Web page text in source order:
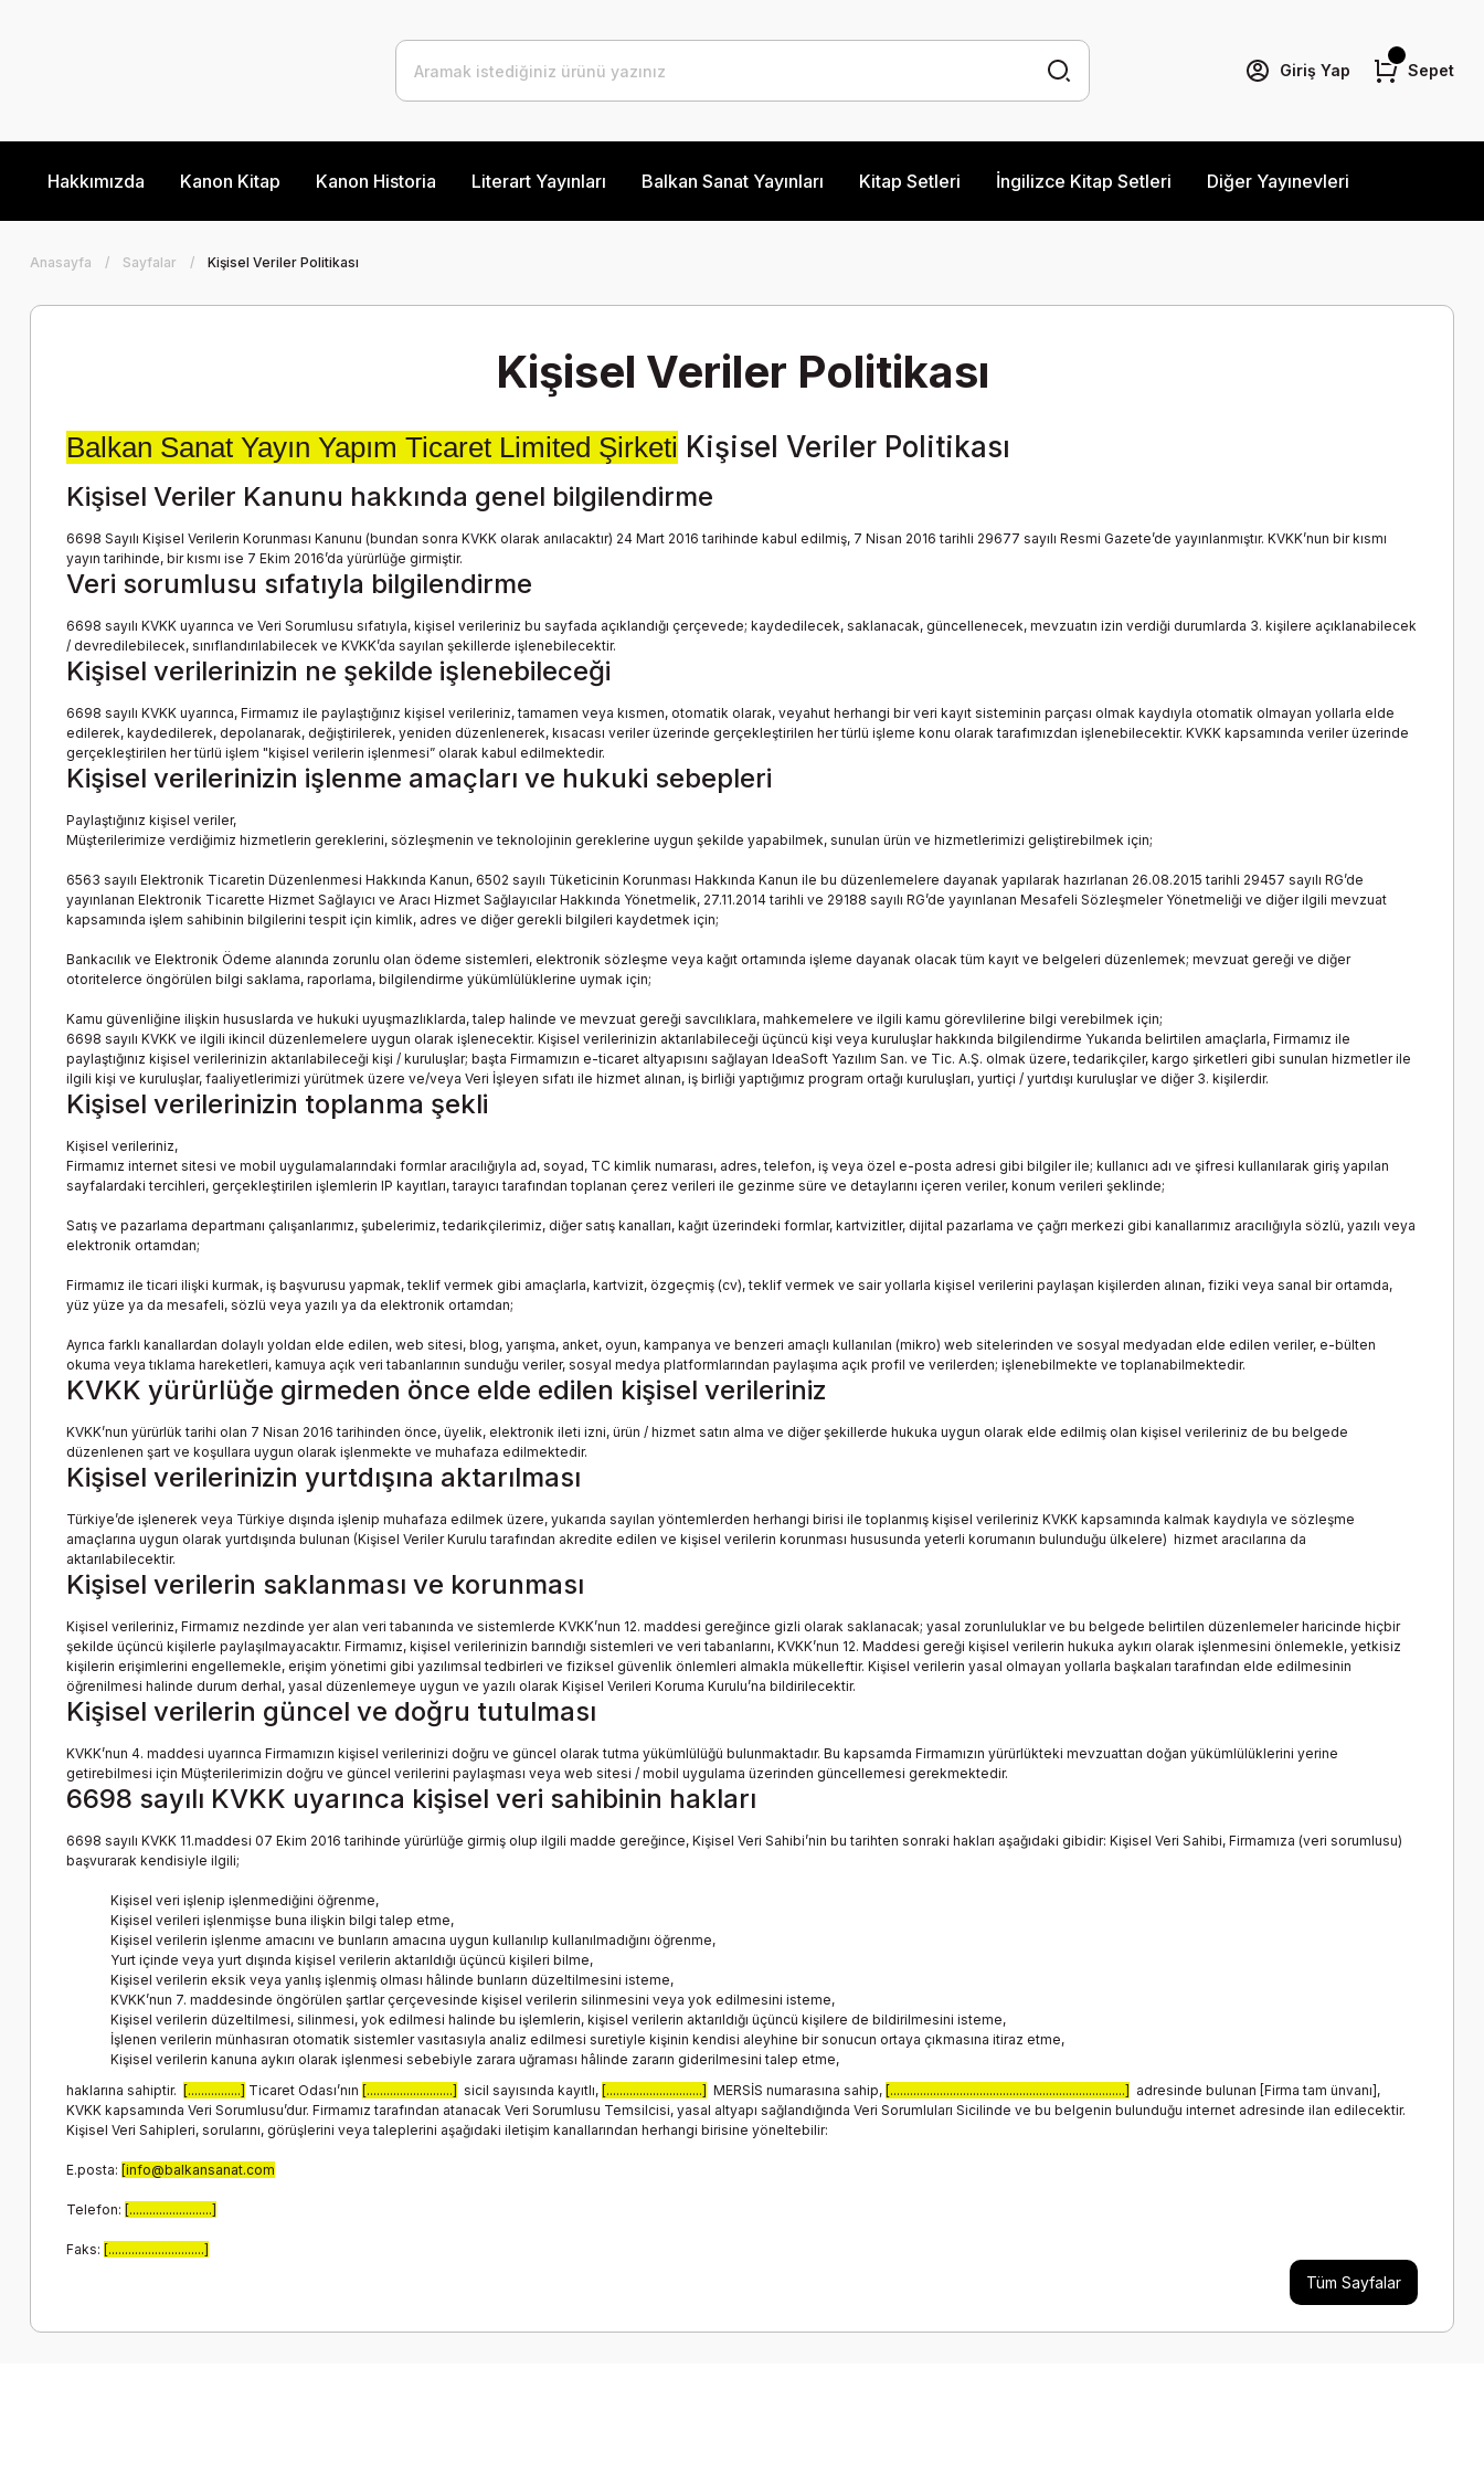
Giriş Yap Sepet
Hakkımızda Kanon Kitap Kanon Historia Literart Yayınları Balkan Sanat Yayınları Kitap Setleri İngilizce Kitap Setleri Diğer Yayınevleri
Anasayfa Sayfalar Kişisel Veriler Politikası
Kişisel Veriler Politikası
Balkan Sanat Yayın Yapım Ticaret Limited Şirketi Kişisel Veriler Politikası
Kişisel Veriler Kanunu hakkında genel bilgilendirme
6698 Sayılı Kişisel Verilerin Korunması Kanunu (bundan sonra KVKK olarak anılacaktır) 24 Mart 2016 tarihinde kabul edilmiş, 7 Nisan 2016 tarihli 29677 sayılı Resmi Gazete’de yayınlanmıştır. KVKK’nun bir kısmı
yayın tarihinde, bir kısmı ise 7 Ekim 2016’da yürürlüğe girmiştir.
Veri sorumlusu sıfatıyla bilgilendirme
6698 sayılı KVKK uyarınca ve Veri Sorumlusu sıfatıyla, kişisel verileriniz bu sayfada açıklandığı çerçevede; kaydedilecek, saklanacak, güncellenecek, mevzuatın izin verdiği durumlarda 3. kişilere açıklanabilecek
/ devredilebilecek, sınıflandırılabilecek ve KVKK’da sayılan şekillerde işlenebilecektir.
Kişisel verilerinizin ne şekilde işlenebileceği
6698 sayılı KVKK uyarınca, Firmamız ile paylaştığınız kişisel verileriniz, tamamen veya kısmen, otomatik olarak, veyahut herhangi bir veri kayıt sisteminin parçası olmak kaydıyla otomatik olmayan yollarla elde
edilerek, kaydedilerek, depolanarak, değiştirilerek, yeniden düzenlenerek, kısacası veriler üzerinde gerçekleştirilen her türlü işleme konu olarak tarafımızdan işlenebilecektir. KVKK kapsamında veriler üzerinde
gerçekleştirilen her türlü işlem "kişisel verilerin işlenmesi” olarak kabul edilmektedir.
Kişisel verilerinizin işlenme amaçları ve hukuki sebepleri
Paylaştığınız kişisel veriler,
Müşterilerimize verdiğimiz hizmetlerin gereklerini, sözleşmenin ve teknolojinin gereklerine uygun şekilde yapabilmek, sunulan ürün ve hizmetlerimizi geliştirebilmek için;
6563 sayılı Elektronik Ticaretin Düzenlenmesi Hakkında Kanun, 6502 sayılı Tüketicinin Korunması Hakkında Kanun ile bu düzenlemelere dayanak yapılarak hazırlanan 26.08.2015 tarihli 29457 sayılı RG’de
yayınlanan Elektronik Ticarette Hizmet Sağlayıcı ve Aracı Hizmet Sağlayıcılar Hakkında Yönetmelik, 27.11.2014 tarihli ve 29188 sayılı RG’de yayınlanan Mesafeli Sözleşmeler Yönetmeliği ve diğer ilgili mevzuat
kapsamında işlem sahibinin bilgilerini tespit için kimlik, adres ve diğer gerekli bilgileri kaydetmek için;
Bankacılık ve Elektronik Ödeme alanında zorunlu olan ödeme sistemleri, elektronik sözleşme veya kağıt ortamında işleme dayanak olacak tüm kayıt ve belgeleri düzenlemek; mevzuat gereği ve diğer
otoritelerce öngörülen bilgi saklama, raporlama, bilgilendirme yükümlülüklerine uymak için;
Kamu güvenliğine ilişkin hususlarda ve hukuki uyuşmazlıklarda, talep halinde ve mevzuat gereği savcılıklara, mahkemelere ve ilgili kamu görevlilerine bilgi verebilmek için;
6698 sayılı KVKK ve ilgili ikincil düzenlemelere uygun olarak işlenecektir. Kişisel verilerinizin aktarılabileceği üçüncü kişi veya kuruluşlar hakkında bilgilendirme Yukarıda belirtilen amaçlarla, Firmamız ile
paylaştığınız kişisel verilerinizin aktarılabileceği kişi / kuruluşlar; başta Firmamızın e-ticaret altyapısını sağlayan IdeaSoft Yazılım San. ve Tic. A.Ş. olmak üzere, tedarikçiler, kargo şirketleri gibi sunulan hizmetler ile
ilgili kişi ve kuruluşlar, faaliyetlerimizi yürütmek üzere ve/veya Veri İşleyen sıfatı ile hizmet alınan, iş birliği yaptığımız program ortağı kuruluşları, yurtiçi / yurtdışı kuruluşlar ve diğer 3. kişilerdir.
Kişisel verilerinizin toplanma şekli
Kişisel verileriniz,
Firmamız internet sitesi ve mobil uygulamalarındaki formlar aracılığıyla ad, soyad, TC kimlik numarası, adres, telefon, iş veya özel e-posta adresi gibi bilgiler ile; kullanıcı adı ve şifresi kullanılarak giriş yapılan
sayfalardaki tercihleri, gerçekleştirilen işlemlerin IP kayıtları, tarayıcı tarafından toplanan çerez verileri ile gezinme süre ve detaylarını içeren veriler, konum verileri şeklinde;
Satış ve pazarlama departmanı çalışanlarımız, şubelerimiz, tedarikçilerimiz, diğer satış kanalları, kağıt üzerindeki formlar, kartvizitler, dijital pazarlama ve çağrı merkezi gibi kanallarımız aracılığıyla sözlü, yazılı veya
elektronik ortamdan;
Firmamız ile ticari ilişki kurmak, iş başvurusu yapmak, teklif vermek gibi amaçlarla, kartvizit, özgeçmiş (cv), teklif vermek ve sair yollarla kişisel verilerini paylaşan kişilerden alınan, fiziki veya sanal bir ortamda,
yüz yüze ya da mesafeli, sözlü veya yazılı ya da elektronik ortamdan;
Ayrıca farklı kanallardan dolaylı yoldan elde edilen, web sitesi, blog, yarışma, anket, oyun, kampanya ve benzeri amaçlı kullanılan (mikro) web sitelerinden ve sosyal medyadan elde edilen veriler, e-bülten
okuma veya tıklama hareketleri, kamuya açık veri tabanlarının sunduğu veriler, sosyal medya platformlarından paylaşıma açık profil ve verilerden; işlenebilmekte ve toplanabilmektedir.
KVKK yürürlüğe girmeden önce elde edilen kişisel verileriniz
KVKK’nun yürürlük tarihi olan 7 Nisan 2016 tarihinden önce, üyelik, elektronik ileti izni, ürün / hizmet satın alma ve diğer şekillerde hukuka uygun olarak elde edilmiş olan kişisel verileriniz de bu belgede
düzenlenen şart ve koşullara uygun olarak işlenmekte ve muhafaza edilmektedir.
Kişisel verilerinizin yurtdışına aktarılması
Türkiye’de işlenerek veya Türkiye dışında işlenip muhafaza edilmek üzere, yukarıda sayılan yöntemlerden herhangi birisi ile toplanmış kişisel verileriniz KVKK kapsamında kalmak kaydıyla ve sözleşme
amaçlarına uygun olarak yurtdışında bulunan (Kişisel Veriler Kurulu tarafından akredite edilen ve kişisel verilerin korunması hususunda yeterli korumanın bulunduğu ülkelere) hizmet aracılarına da
aktarılabilecektir.
Kişisel verilerin saklanması ve korunması
Kişisel verileriniz, Firmamız nezdinde yer alan veri tabanında ve sistemlerde KVKK’nun 12. maddesi gereğince gizli olarak saklanacak; yasal zorunluluklar ve bu belgede belirtilen düzenlemeler haricinde hiçbir
şekilde üçüncü kişilerle paylaşılmayacaktır. Firmamız, kişisel verilerinizin barındığı sistemleri ve veri tabanlarını, KVKK’nun 12. Maddesi gereği kişisel verilerin hukuka aykırı olarak işlenmesini önlemekle, yetkisiz
kişilerin erişimlerini engellemekle, erişim yönetimi gibi yazılımsal tedbirleri ve fiziksel güvenlik önlemleri almakla mükelleftir. Kişisel verilerin yasal olmayan yollarla başkaları tarafından elde edilmesinin
öğrenilmesi halinde durum derhal, yasal düzenlemeye uygun ve yazılı olarak Kişisel Verileri Koruma Kurulu’na bildirilecektir.
Kişisel verilerin güncel ve doğru tutulması
KVKK’nun 4. maddesi uyarınca Firmamızın kişisel verilerinizi doğru ve güncel olarak tutma yükümlülüğü bulunmaktadır. Bu kapsamda Firmamızın yürürlükteki mevzuattan doğan yükümlülüklerini yerine
getirebilmesi için Müşterilerimizin doğru ve güncel verilerini paylaşması veya web sitesi / mobil uygulama üzerinden güncellemesi gerekmektedir.
6698 sayılı KVKK uyarınca kişisel veri sahibinin hakları
6698 sayılı KVKK 11.maddesi 07 Ekim 2016 tarihinde yürürlüğe girmiş olup ilgili madde gereğince, Kişisel Veri Sahibi’nin bu tarihten sonraki hakları aşağıdaki gibidir: Kişisel Veri Sahibi, Firmamıza (veri sorumlusu)
başvurarak kendisiyle ilgili;
Kişisel veri işlenip işlenmediğini öğrenme,
Kişisel verileri işlenmişse buna ilişkin bilgi talep etme,
Kişisel verilerin işlenme amacını ve bunların amacına uygun kullanılıp kullanılmadığını öğrenme,
Yurt içinde veya yurt dışında kişisel verilerin aktarıldığı üçüncü kişileri bilme,
Kişisel verilerin eksik veya yanlış işlenmiş olması hâlinde bunların düzeltilmesini isteme,
KVKK’nun 7. maddesinde öngörülen şartlar çerçevesinde kişisel verilerin silinmesini veya yok edilmesini isteme,
Kişisel verilerin düzeltilmesi, silinmesi, yok edilmesi halinde bu işlemlerin, kişisel verilerin aktarıldığı üçüncü kişilere de bildirilmesini isteme,
İşlenen verilerin münhasıran otomatik sistemler vasıtasıyla analiz edilmesi suretiyle kişinin kendisi aleyhine bir sonucun ortaya çıkmasına itiraz etme,
Kişisel verilerin kanuna aykırı olarak işlenmesi sebebiyle zarara uğraması hâlinde zararın giderilmesini talep etme,
haklarına sahiptir. [................] Ticaret Odası’nın [..........................] sicil sayısında kayıtlı, [.............................] MERSİS numarasına sahip, [.......................................................................] adresinde bulunan [Firma tam ünvanı],
KVKK kapsamında Veri Sorumlusu’dur. Firmamız tarafından atanacak Veri Sorumlusu Temsilcisi, yasal altyapı sağlandığında Veri Sorumluları Sicilinde ve bu belgenin bulunduğu internet adresinde ilan edilecektir.
Kişisel Veri Sahipleri, sorularını, görüşlerini veya taleplerini aşağıdaki iletişim kanallarından herhangi birisine yöneltebilir:
E.posta: [info@balkansanat.com
Telefon: [.........................]
Faks: [.............................]
Tüm Sayfalar